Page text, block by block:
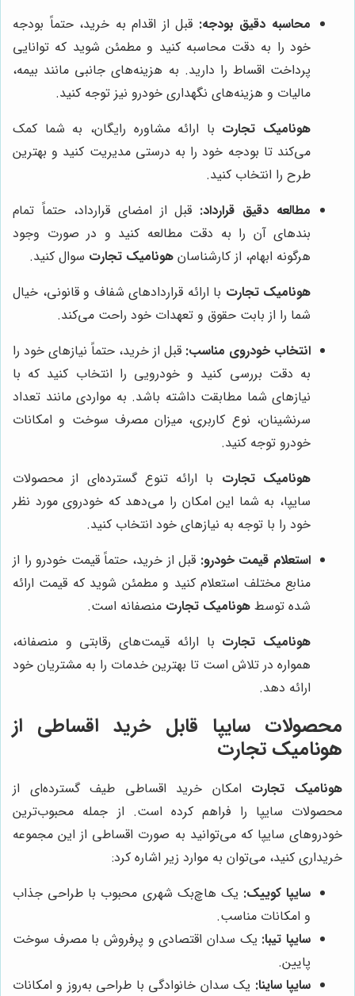
محاسبه دقیق بودجه: قبل از اقدام به خرید، حتماً بودجه
خود را به دقت محاسبه کنید و مطمئن شوید که توانایی
پرداخت اقساط را دارید. به هزینه‌های جانبی مانند بیمه،
مالیات و هزینه‌های نگهداری خودرو نیز توجه کنید.
هونامیک تجارت با ارائه مشاوره رایگان، به شما کمک
می‌کند تا بودجه خود را به درستی مدیریت کنید و بهترین
طرح را انتخاب کنید.
مطالعه دقیق قرارداد: قبل از امضای قرارداد، حتماً تمام
بندهای آن را به دقت مطالعه کنید و در صورت وجود
هرگونه ابهام، از کارشناسان هونامیک تجارت سوال کنید.
هونامیک تجارت با ارائه قراردادهای شفاف و قانونی، خیال
شما را از بابت حقوق و تعهدات خود راحت می‌کند.
انتخاب خودروی مناسب: قبل از خرید، حتماً نیازهای خود را
به دقت بررسی کنید و خودرویی را انتخاب کنید که با
نیازهای شما مطابقت داشته باشد. به مواردی مانند تعداد
سرنشینان، نوع کاربری، میزان مصرف سوخت و امکانات
خودرو توجه کنید.
هونامیک تجارت با ارائه تنوع گسترده‌ای از محصولات
سایپا، به شما این امکان را می‌دهد که خودروی مورد نظر
خود را با توجه به نیازهای خود انتخاب کنید.
استعلام قیمت خودرو: قبل از خرید، حتماً قیمت خودرو را از
منابع مختلف استعلام کنید و مطمئن شوید که قیمت ارائه
شده توسط هونامیک تجارت منصفانه است.
هونامیک تجارت با ارائه قیمت‌های رقابتی و منصفانه،
همواره در تلاش است تا بهترین خدمات را به مشتریان خود
ارائه دهد.
محصولات سایپا قابل خرید اقساطی از
هونامیک تجارت
هونامیک تجارت امکان خرید اقساطی طیف گسترده‌ای از
محصولات سایپا را فراهم کرده است. از جمله محبوب‌ترین
خودروهای سایپا که می‌توانید به صورت اقساطی از این مجموعه
خریداری کنید، می‌توان به موارد زیر اشاره کرد:
سایپا کوییک: یک هاچ‌بک شهری محبوب با طراحی جذاب
و امکانات مناسب.
سایپا تیبا: یک سدان اقتصادی و پرفروش با مصرف سوخت
پایین.
سایپا ساینا: یک سدان خانوادگی با طراحی به‌روز و امکانات